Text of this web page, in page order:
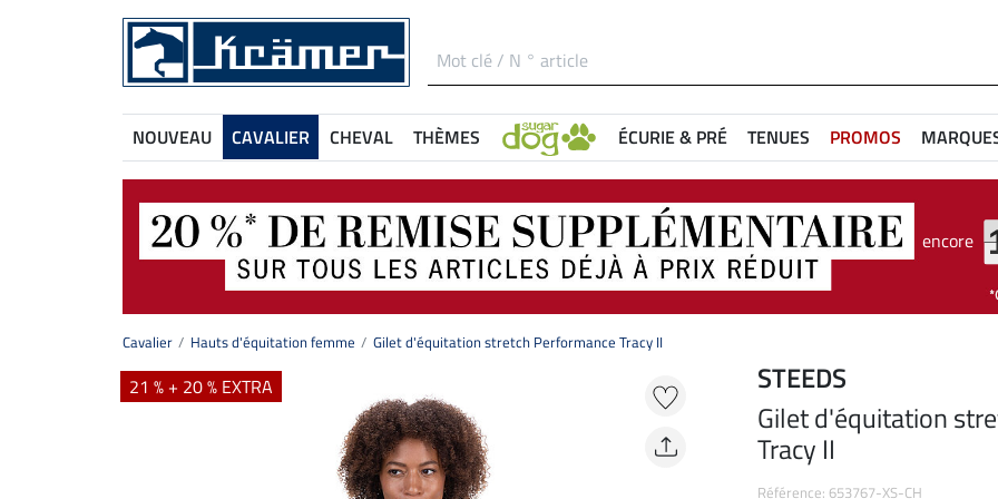
NOUVEAU CAVALIER CHEVAL THÈMES ÉCURIE & PRÉ TENUES PROMOS
encore
Cavalier Hauts d'équitation femme Gilet d'équitation stretch Performance Tracy II
21 % + 20 % EXTRA
STEEDS
Gilet d'équitation
Tracy II
Référence: 653767-XS-CH